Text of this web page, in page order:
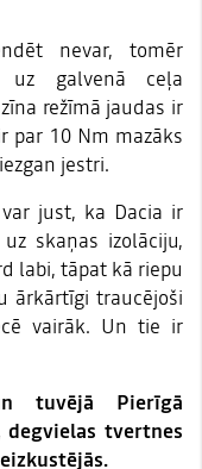
nevar, tomēr
uz galvenā ceļa
režīmā jaudas ir
par 10 Nm mazāks
jestri.
just, ka Dacia ir
skaņas izolāciju,
labi, tāpat kā riepu
ārkārtīgi traucējoši
vairāk. Un tie ir
tuvējā Pierīgā
tvertnes